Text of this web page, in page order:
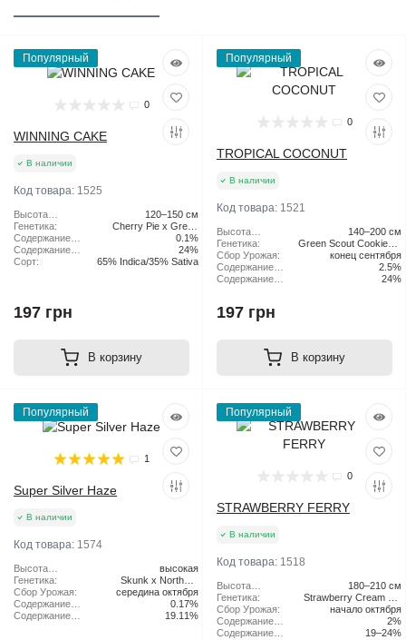
Популярный
0
WINNING CAKE
В наличии
Код товара: 1525
Высота
растения:
120–150 см
Генетика:
Cherry Pie x Green
Scout Cookies
Содержание
CBD:
0.1%
Содержание
ТГК:
24%
Сорт:
65% Indica/35% Sativa
197 грн
В корзину
Популярный
0
TROPICAL COCONUT
В наличии
Код товара: 1521
Высота
растения:
140–200 см
Генетика:
Green Scout Cookies x
Tangie
Сбор Урожая:
конец сентября
Содержание
CBD:
2.5%
Содержание
24%
197 грн
В корзину
Популярный
1
Super Silver Haze
В наличии
Код товара: 1574
Высота
растения:
высокая
Генетика:
Skunk x Northern
Lights x Haze
Сбор Урожая:
середина октября
Содержание
CBD:
0.17%
Содержание
19.11%
Популярный
0
STRAWBERRY FERRY
В наличии
Код товара: 1518
Высота
растения:
180–210 см
Генетика:
Strawberry Cream Pie
x Original Haze
Сбор Урожая:
начало октября
Содержание
CBD:
2%
Содержание
19–24%